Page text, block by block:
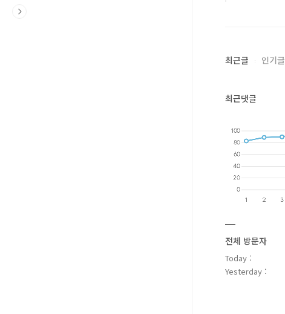
벽에 발생하는 양성 종양으로, 크기와 개
최근글 인기글
최근댓글
전체 방문자
Today :
Yesterday :